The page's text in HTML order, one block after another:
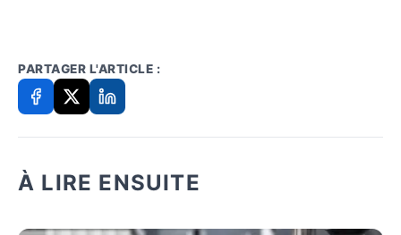
PARTAGER L'ARTICLE :
À LIRE ENSUITE